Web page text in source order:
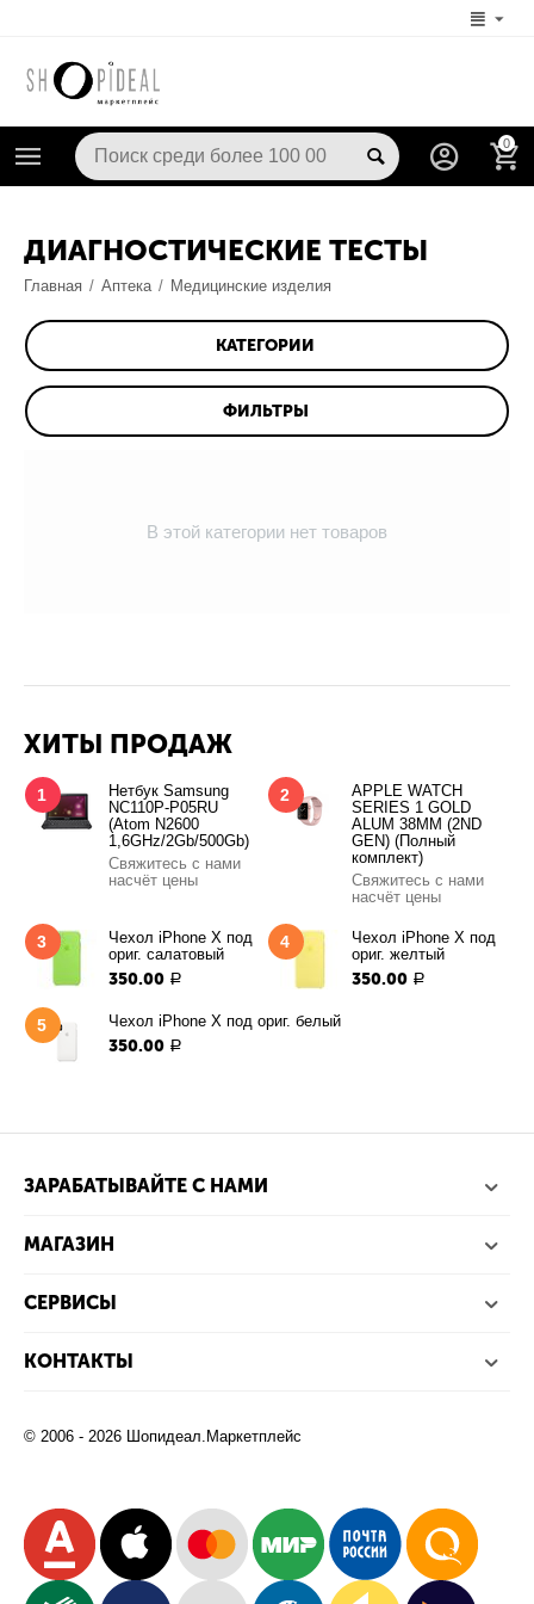
0
ДИАГНОСТИЧЕСКИЕ ТЕСТЫ
Главная / Аптека / Медицинские изделия
КАТЕГОРИИ
ФИЛЬТРЫ
В этой категории нет товаров
ХИТЫ ПРОДАЖ
1
Нетбук Samsung
NC110P-P05RU
(Atom N2600
1,6GHz/2Gb/500Gb)
Свяжитесь с нами
насчёт цены
2
APPLE WATCH
SERIES 1 GOLD
ALUM 38MM (2ND
GEN) (Полный
комплект)
Свяжитесь с нами
насчёт цены
3
Чехол iPhone X под
ориг. салатовый
350.00 Р
4
Чехол iPhone X под
ориг. желтый
350.00 Р
5 Чехол iPhone X под ориг. белый
350.00 Р
ЗАРАБАТЫВАЙТЕ С НАМИ
МАГАЗИН
СЕРВИСЫ
КОНТАКТЫ
© 2006 - 2026 Шопидеал.Маркетплейс